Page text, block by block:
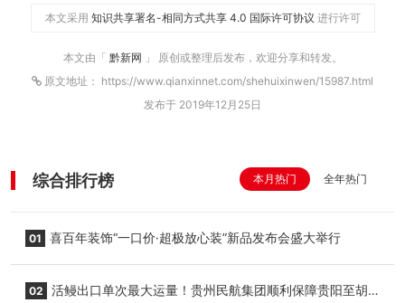
本文采用 知识共享署名-相同方式共享 4.0 国际许可协议 进行许可
本文由「 黔新网 」 原创或整理后发布，欢迎分享和转发。
原文地址： https://www.qianxinnet.com/shehuixinwen/15987.html
发布于 2019年12月25日
综合排行榜 本月热门 全年热门
01 喜百年装饰“一口价·超极放心装”新品发布会盛大举行
02 活鳗出口单次最大运量！贵州民航集团顺利保障贵阳至胡